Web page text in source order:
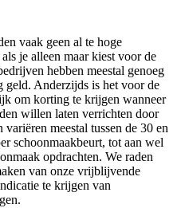
vaak geen al te hoge
je alleen maar kiest voor de
hebben meestal genoeg
geld. Anderzijds is het voor de
om korting te krijgen wanneer
willen laten verrichten door
meestal tussen de 30 en
schoonmaakbeurt, tot aan wel
opdrachten. We raden
van onze vrijblijvende
te krijgen van